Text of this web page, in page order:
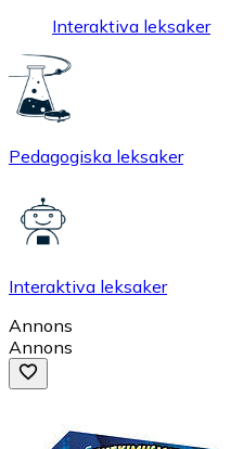
Interaktiva leksaker
Pedagogiska leksaker
Interaktiva leksaker
Annons
Annons